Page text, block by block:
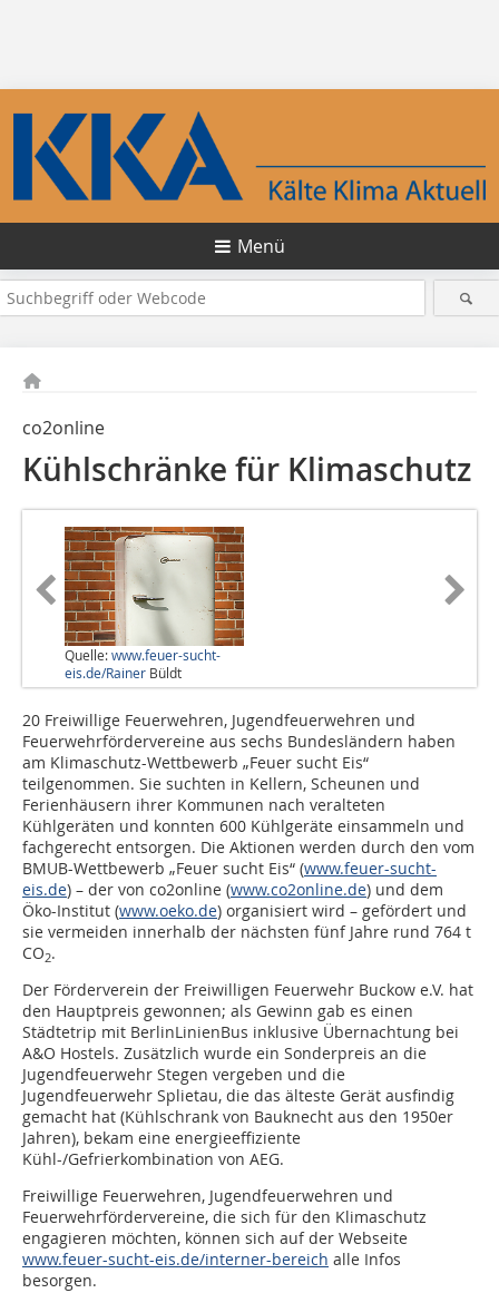
Menü
co2online
Kühlschränke für Klimaschutz
Quelle:www.feuer-sucht-
eis.de/Rainer Büldt
20 Freiwillige Feuerwehren, Jugendfeuerwehren und
Feuerwehrfördervereine aus sechs Bundesländern haben
am Klimaschutz-Wettbewerb „Feuer sucht Eis“
teilgenommen. Sie suchten in Kellern, Scheunen und
Ferienhäusern ihrer Kommunen nach veralteten
Kühlgeräten und konnten 600 Kühlgeräte einsammeln und
fachgerecht entsorgen. Die Aktionen werden durch den vom
BMUB-Wettbewerb „Feuer sucht Eis“ (www.feuer-sucht-
eis.de) – der von co2online (www.co2online.de) und dem
Öko-Institut (www.oeko.de) organisiert wird – gefördert und
sie vermeiden innerhalb der nächsten fünf Jahre rund 764 t
CO2.
Der Förderverein der Freiwilligen Feuerwehr Buckow e.V. hat
den Hauptpreis gewonnen; als Gewinn gab es einen
Städtetrip mit BerlinLinienBus inklusive Übernachtung bei
A&O Hostels. Zusätzlich wurde ein Sonderpreis an die
Jugendfeuerwehr Stegen vergeben und die
Jugendfeuerwehr Splietau, die das älteste Gerät ausfindig
gemacht hat (Kühlschrank von Bauknecht aus den 1950er
Jahren), bekam eine energieeffiziente
Kühl-/Gefrierkombination von AEG.
Freiwillige Feuerwehren, Jugendfeuerwehren und
Feuerwehrfördervereine, die sich für den Klimaschutz
engagieren möchten, können sich auf der Webseite
www.feuer-sucht-eis.de/interner-bereich alle Infos
besorgen.